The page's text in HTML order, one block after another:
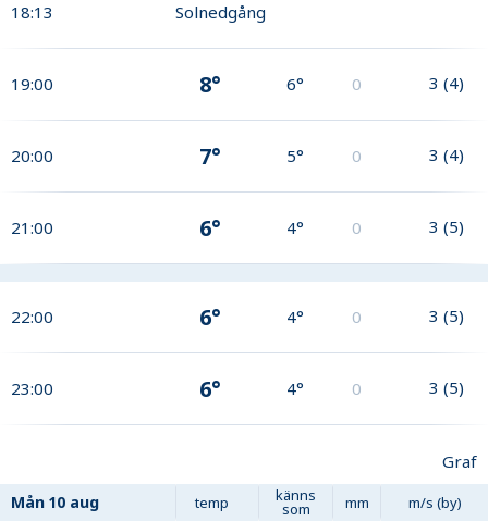
18:13 Solnedgång
19:00 8° 6° 0 3 (4)
20:00 7° 5° 0 3 (4)
21:00 6° 4° 0 3 (5)
22:00 6° 4° 0 3 (5)
23:00 6° 4° 0 3 (5)
Graf
Mån 10 aug temp känns
som mm m/s (by)